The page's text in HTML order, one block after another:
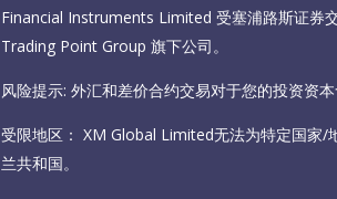
Financial Instruments Limited 受塞浦路斯证券
Trading Point Group 旗下公司。
风险提示: 外汇和差价合约交易对于您的投资资
受限地区： XM Global Limited无法为特定国家/
兰共和国。